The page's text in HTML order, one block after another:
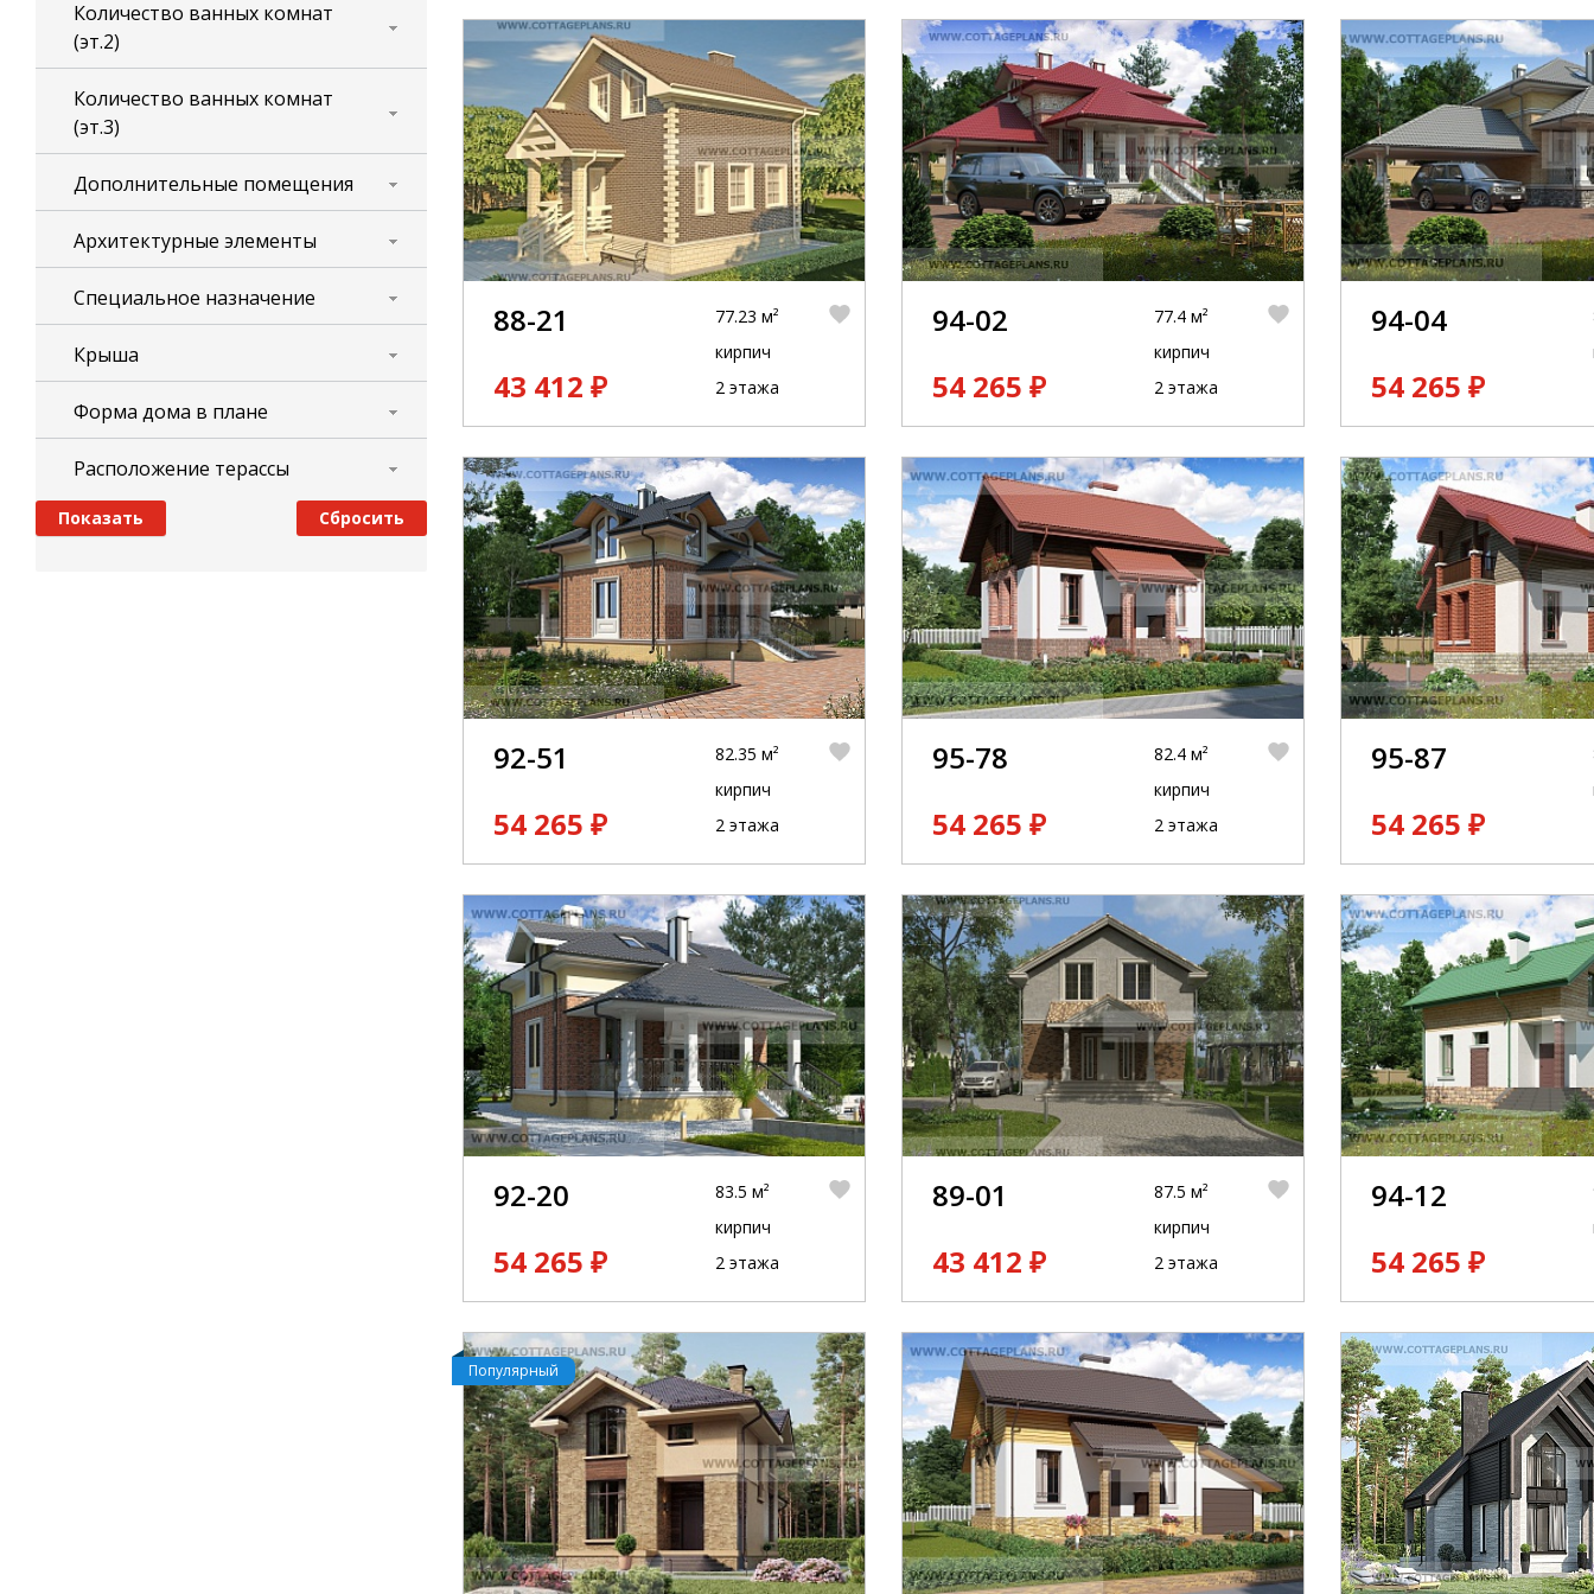
Количество ванных комнат
(эт.2)
Количество ванных комнат
(эт.3)
Дополнительные помещения
Архитектурные элементы
Специальное назначение
Крыша
Форма дома в плане
Расположение терассы
88-21
43 412 ₽
77.23 м²
кирпич
2 этажа
94-02
54 265 ₽
77.4 м²
кирпич
2 этажа
94-04
54 265 ₽
92-51
54 265 ₽
82.35 м²
кирпич
2 этажа
95-78
54 265 ₽
82.4 м²
кирпич
2 этажа
95-87
54 265 ₽
92-20
54 265 ₽
83.5 м²
кирпич
2 этажа
89-01
43 412 ₽
87.5 м²
кирпич
2 этажа
94-12
54 265 ₽
Популярный